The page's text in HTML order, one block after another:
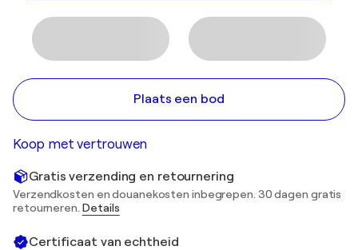
Plaats een bod
Koop met vertrouwen
Gratis verzending en retournering
Verzendkosten en douanekosten inbegrepen. 30 dagen gratis
retourneren. Details
Certificaat van echtheid